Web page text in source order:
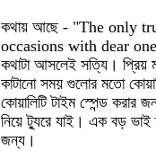
কথায় আছে - "The only
occasions with dear
কথাটা আসলেই সত্যি। প্রিয়
কাটানো সময় গুলোর মতো
কোয়ালিটি টাইম স্পেন্ড করার
নিয়ে ট্যুরে যাই। এক বড় ভাই
জন্য।